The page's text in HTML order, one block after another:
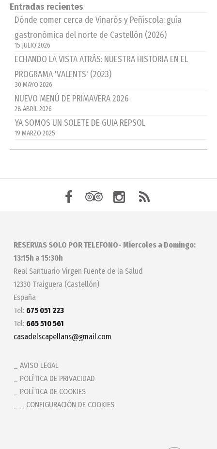
Entradas recientes
Dónde comer cerca de Vinaròs y Peñíscola: guía
gastronómica del norte de Castellón (2026)
15 JULIO 2026
ECHANDO LA VISTA ATRÁS: NUESTRA HISTORIA EN EL
PROGRAMA 'VALENTS' (2023)
30 MAYO 2026
NUEVO MENÚ DE PRIMAVERA 2026
28 ABRIL 2026
YA SOMOS UN SOLETE DE GUIA REPSOL
19 MARZO 2025
RESERVAS SOLO POR TELEFONO- Miercoles a Domingo:
13:15h a 15:30h
Real Santuario Virgen Fuente de la Salud
12330 Traiguera (Castellón)
España
Tel: 675 051 223
Tel: 665 510 561
casadelscapellans@gmail.com
AVISO LEGAL
POLÍTICA DE PRIVACIDAD
POLÍTICA DE COOKIES
_ CONFIGURACIÓN DE COOKIES